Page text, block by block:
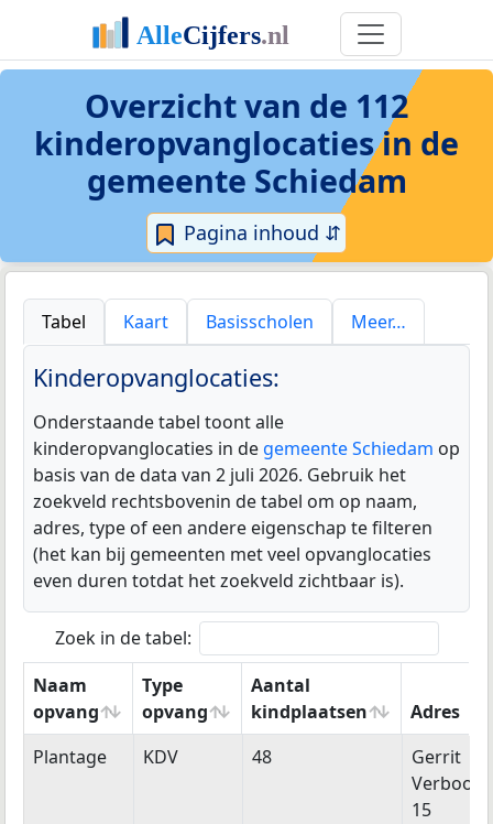
Overzicht van de 112
kinderopvanglocatiesin de
gemeente Schiedam
Pagina inhoud ⇵
Tabel Kaart Basisscholen Meer…
Kinderopvanglocaties:
Onderstaande tabel toont alle
kinderopvanglocaties in de gemeente Schiedam op
basis van de data van 2 juli 2026. Gebruik het
zoekveld rechtsbovenin de tabel om op naam,
adres, type of een andere eigenschap te filteren
(het kan bij gemeenten met veel opvanglocaties
even duren totdat het zoekveld zichtbaar is).
Zoek in de tabel:
Naam
opvang
Type
opvang
Aantal
kindplaatsen
Adres
Naam
opvang
Type
Aantal
Adres
Plantage KDV 48
Gerrit
15